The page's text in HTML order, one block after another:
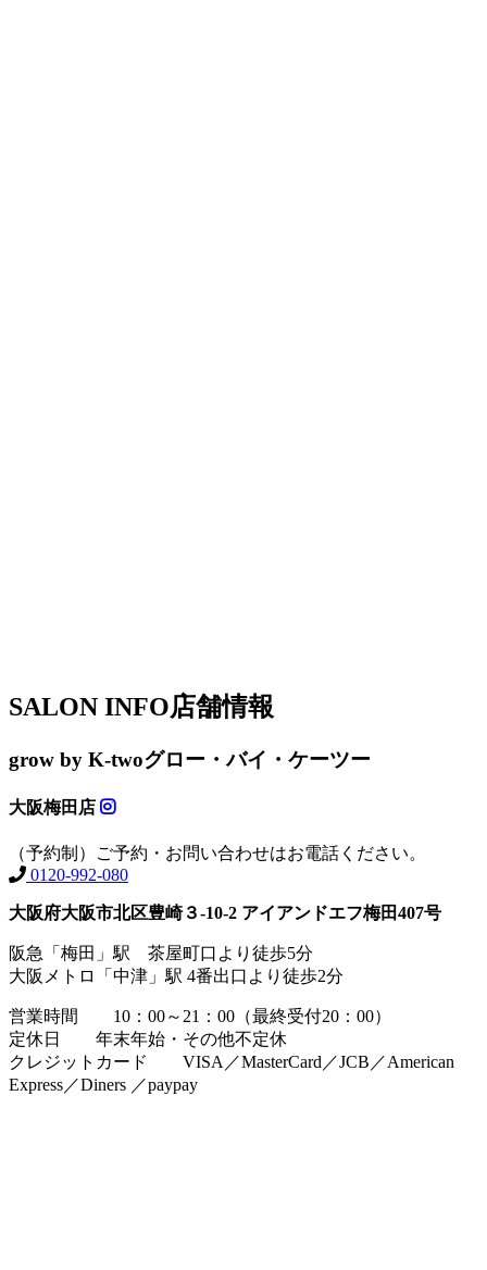
SALON INFO店舗情報
grow by K-twoグロー・バイ・ケーツー
大阪梅田店
（予約制）ご予約・お問い合わせはお電話ください。
0120-992-080
大阪府大阪市北区豊崎３-10-2 アイアンドエフ梅田407号
阪急「梅田」駅 茶屋町口より徒歩5分
大阪メトロ「中津」駅 4番出口より徒歩2分
営業時間 10：00～21：00（最終受付20：00）
定休日 年末年始・その他不定休
クレジットカード VISA／MasterCard／JCB／American
Express／Diners ／paypay